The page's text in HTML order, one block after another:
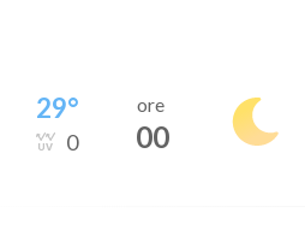
29°
0
ore
00